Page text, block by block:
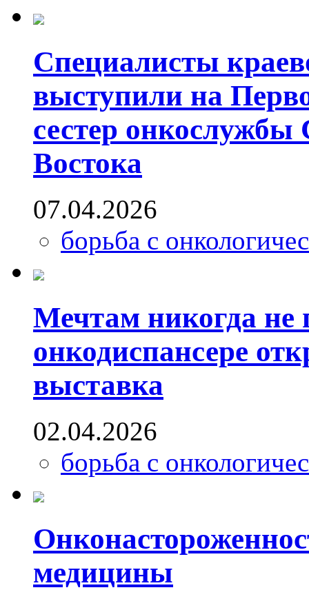
Специалисты
выступили на
сестер
Востока
07.04.2026
борьба с
Мечтам никогда не
онкодиспансере
выставка
02.04.2026
борьба с
медицины